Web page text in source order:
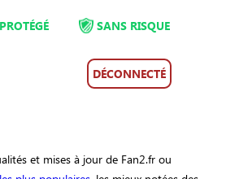
SANS RISQUE
DÉCONNECTÉ
et mises à jour de Fan2.fr ou